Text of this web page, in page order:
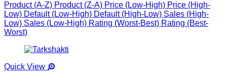
Product (A-Z) Product (Z-A) Price (Low-High) Price (High-
Low) Default (Low-High) Default (High-Low) Sales (High-
Low) Sales (Low-High) Rating (Worst-Best) Rating (Best-
Worst)
Quick View